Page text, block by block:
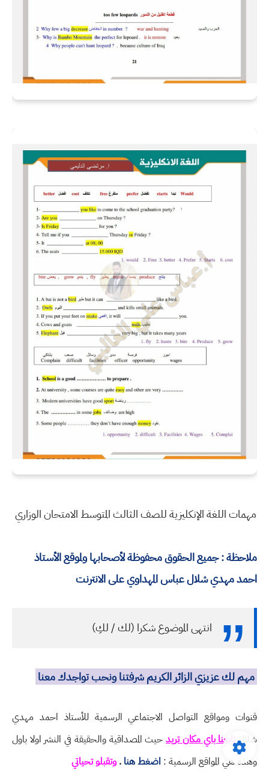
مهمات اللغة الإنكليزية للصف الثالث المتوسط الامتحان الوزاري
ملاحظة : جميع الحقوق محفوظة لأصحابها ولموقع الأستاذ
احمد مهدي شلال عباس المهداوي على الانترنت
انتهى الموضوع شكرا (لك / لكِ)
مهم لك عزيزي الزائر الكريم شرفتنا ونحب تواجدك معنا
قنوات ومواقع التواصل الاجتماعي الرسمية للأستاذ احمد مهدي
شلالتابعنا باي مكان تريدحيث المصداقية والحقيقة في النشر اولا باول
وهذه هي المواقع الرسمية : اضغط هنا .وتقبلو تحياتي